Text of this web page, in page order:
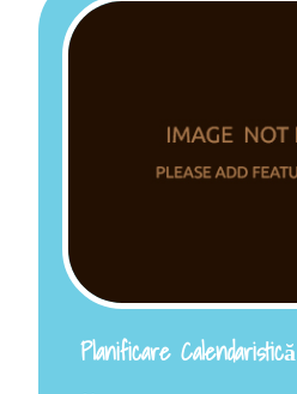
Planificare Calendaristică